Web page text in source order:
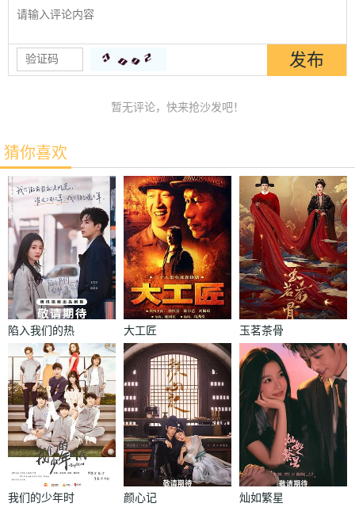
暂无评论，快来抢沙发吧！
猜你喜欢
陷入我们的热
恋
大工匠 玉茗茶骨
我们的少年时
颜心记 灿如繁星